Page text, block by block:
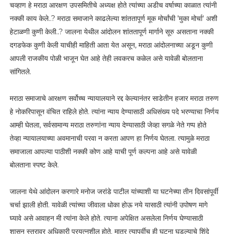
चव्हाण हे मराठा आरक्षण उपसमितीचे अध्यक्ष होते त्यांच्या अडीच वर्षाच्या काळात त्यांनी
नक्की काय केले..? मराठा समाजाने काढलेल्या शांततापूर्ण मूक मोर्चांची 'मुका मोर्चा' अशी
हेटाळणी कुणी केली..? जालना येथील आंदोलन शांततापूर्ण मार्गाने सूरु असताना नक्की
दगडफेक कुणी केली याचीही माहिती आता येत असून, मराठा आंदोलनाच्या अडून कुणी
आपली राजकीय पोळी भाजून घेत आहे तेही लवकरच कळेल असे यावेळी बोलताना
सांगितले.
मराठा समाजाचे आरक्षण सर्वोच्च न्यायालयाने रद्द केल्यानंतर साडेतीन हजार मराठा तरुण
हे नोकरिपासून वंचित राहिले होते. त्यांना न्याय देण्यासाठी अधिसंख्य पदे भरण्याचा निर्णय
आम्ही घेतला, सर्वसामान्य मराठा तरुणांना न्याय देण्यासाठी जेव्हा सगळे नेते गप्प होते
तेव्हा न्यायालयाच्या अवमानाची परवा न करता आपण हा निर्णय घेतला. त्यामुळे मराठा
समाजाला आपल्या पाठीशी नक्की कोण आहे याची पूर्ण कल्पना आहे असे यावेळी
बोलताना स्पष्ट केले.
जालना येथे आंदोलन करणारे मनोज जरांडे पाटील यांच्याशी या घटनेच्या तीन दिवसांपूर्वी
चर्चा झाली होती. यावेळी त्यांच्या जीवाला धोका होऊ नये यासाठी त्यांनी उपोषण मागे
घ्यावे असे आवाहन मी त्यांना केले होते. त्याना अपेक्षित असलेला निर्णय घेण्यासाठी
शासन स्तरावर अधिकारी प्रयत्नशील होते. मात्र त्यापूर्वीच ही घटना घडल्याचे शिंदे